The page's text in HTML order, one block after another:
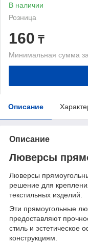
В наличии
Розница
160 ₸
Минимальная сумма
Описание
Описание
Люверсы
Люверсы
решение для
текстильных изделий.
Эти прямоугольные
предоставляют
стиль и
конструкциям.